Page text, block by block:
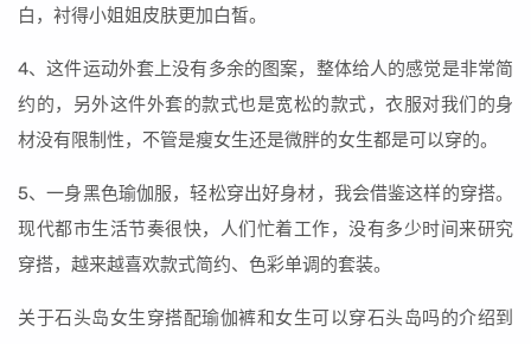
白，衬得小姐姐皮肤更加白皙。
4、这件运动外套上没有多余的图案，整体给人的感觉是非常简
约的，另外这件外套的款式也是宽松的款式，衣服对我们的身
材没有限制性，不管是瘦女生还是微胖的女生都是可以穿的。
5、一身黑色瑜伽服，轻松穿出好身材，我会借鉴这样的穿搭。
现代都市生活节奏很快，人们忙着工作，没有多少时间来研究
穿搭，越来越喜欢款式简约、色彩单调的套装。
关于石头岛女生穿搭配瑜伽裤和女生可以穿石头岛吗的介绍到